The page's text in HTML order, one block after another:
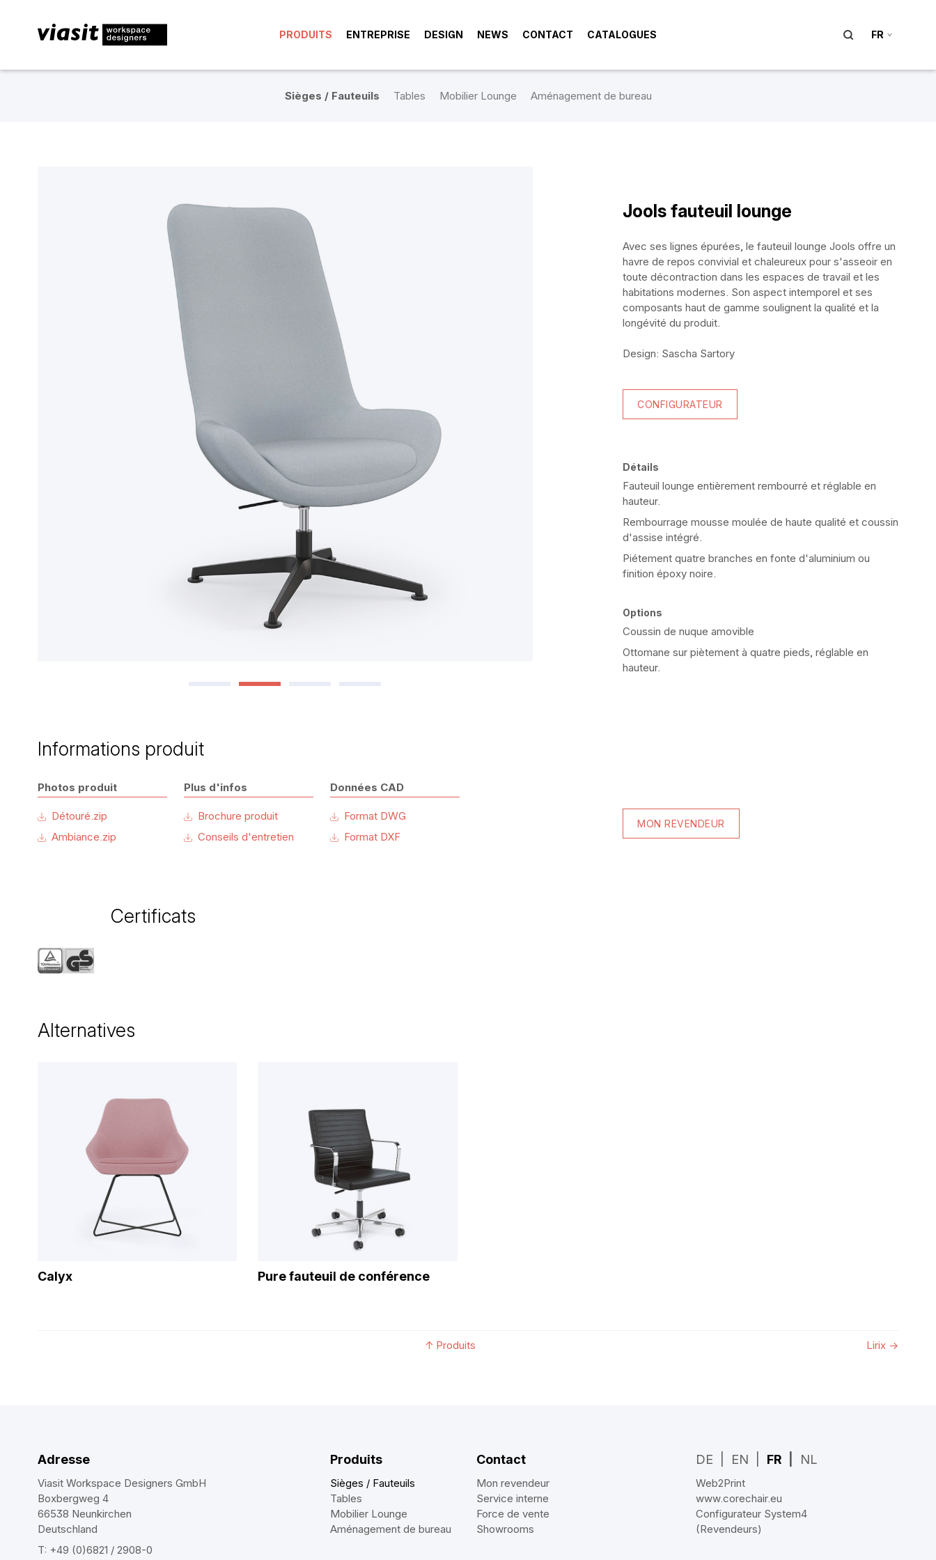
PRODUITS ENTREPRISE DESIGN NEWS CONTACT CATALOGUES FR
Sièges / Fauteuils Tables Mobilier Lounge Aménagement de bureau
Jools fauteuil lounge
Avec ses lignes épurées, le fauteuil lounge Jools offre un
havre de repos convivial et chaleureux pour s'asseoir en
toute décontraction dans les espaces de travail et les
habitations modernes. Son aspect intemporel et ses
composants haut de gamme soulignent la qualité et la
longévité du produit.
Design: Sascha Sartory
CONFIGURATEUR
Détails
Fauteuil lounge entièrement rembourré et réglable en
hauteur.
Rembourrage mousse moulée de haute qualité et coussin
d'assise intégré.
Piétement quatre branches en fonte d'aluminium ou
finition époxy noire.
Options
Coussin de nuque amovible
Ottomane sur piètement à quatre pieds, réglable en
hauteur.
Informations produit
Photos produit
Détouré.zip
Ambiance.zip
Plus d'infos
Brochure produit
Conseils d'entretien
Données CAD
Format DWG
Format DXF
MON REVENDEUR
Certificats
Alternatives
Calyx Pure fauteuil de conférence
↑ Produits Lirix →
Adresse
Viasit Workspace Designers GmbH
Boxbergweg 4
66538 Neunkirchen
Deutschland
T: +49 (0)6821 / 2908-0
Produits
Sièges / Fauteuils
Tables
Mobilier Lounge
Aménagement de bureau
Contact
Mon revendeur
Service interne
Force de vente
Showrooms
DE EN FR NL
Web2Print
www.corechair.eu
Configurateur System4
(Revendeurs)